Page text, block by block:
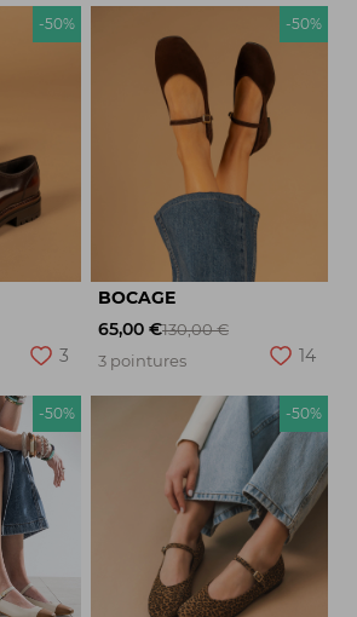
-50%
3
-50%
BOCAGE
65,00 €130,00 €
3 pointures
14
-50% -50%